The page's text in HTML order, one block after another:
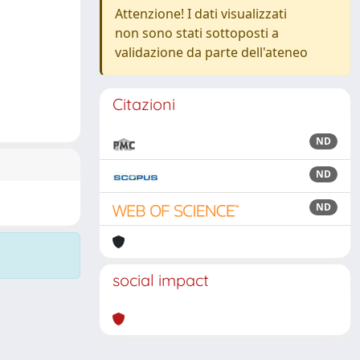
Attenzione! I dati visualizzati
non sono stati sottoposti a
validazione da parte dell'ateneo
Citazioni
ND
ND
ND
social impact